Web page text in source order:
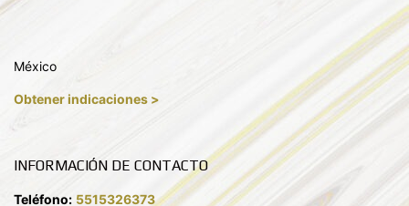
México
Obtener indicaciones >
INFORMACIÓN DE CONTACTO
Teléfono: 5515326373